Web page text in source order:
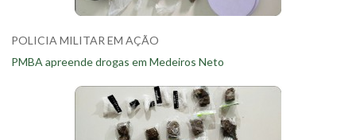
POLICIA MILITAR EM AÇÃO
PMBA apreende drogas em Medeiros Neto